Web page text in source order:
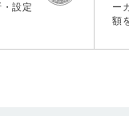
設定
ー
額